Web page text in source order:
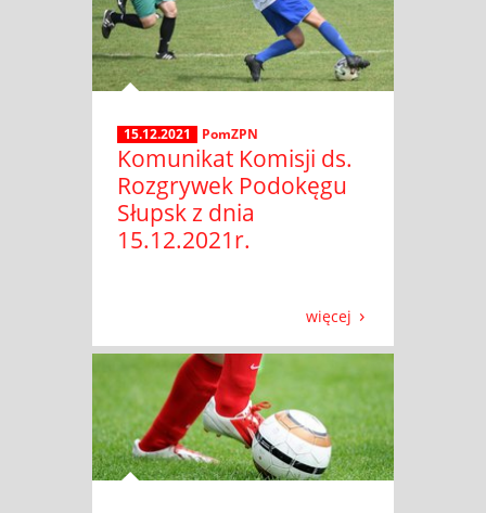
15.12.2021 PomZPN
Komunikat Komisji ds.
Rozgrywek Podokęgu
Słupsk z dnia
15.12.2021r.
więcej